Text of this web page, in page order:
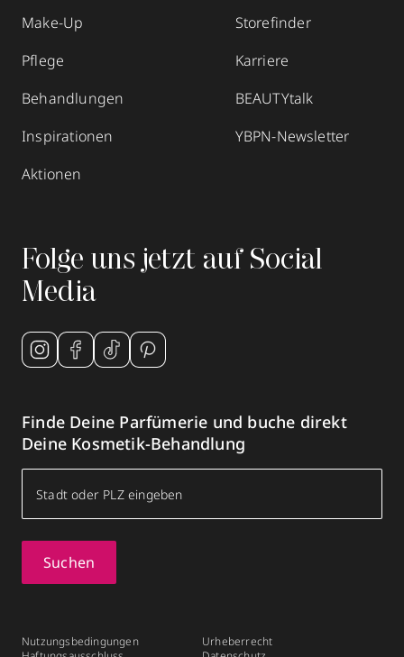
Make-Up
Pflege
Behandlungen
Inspirationen
Aktionen
Storefinder
Karriere
BEAUTYtalk
YBPN-Newsletter
Folge uns jetzt auf Social
Media
Finde Deine Parfümerie und buche direkt
Deine Kosmetik-Behandlung
Suchen
Nutzungsbedingungen
Urheberrecht